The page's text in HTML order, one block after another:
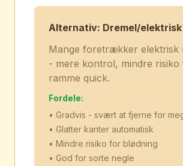
Alternativ: Dremel/
Mange foretrækker elektrisk
- mere kontrol, mindre risiko
ramme quick.
Fordele:
• Gradvis - svært at fjerne for
• Glatter kanter automatisk
• Mindre risiko for blødning
• God for sorte negle